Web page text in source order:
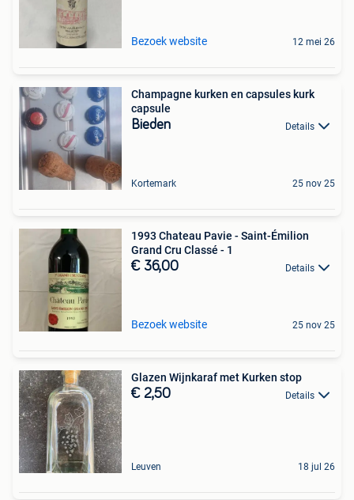
Bezoek website 12 mei 26
Champagne kurken en capsules kurk
capsule
Bieden Details
Kortemark 25 nov 25
1993 Chateau Pavie - Saint-Émilion
Grand Cru Classé - 1
€ 36,00 Details
Bezoek website 25 nov 25
Glazen Wijnkaraf met Kurken stop
€ 2,50 Details
Leuven 18 jul 26